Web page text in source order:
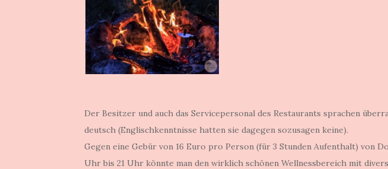
Der Besitzer und auch das Servicepersonal des Restaurants sprachen
deutsch (Englischkenntnisse hatten sie dagegen sozusagen keine).
Gegen eine Gebür von 16 Euro pro Person (für 3 Stunden Aufenthalt) von
Uhr bis 21 Uhr könnte man den wirklich schönen Wellnessbereich mit